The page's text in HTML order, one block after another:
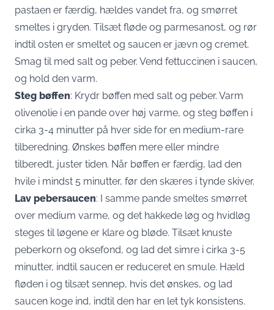
pastaen er færdig, hældes vandet fra, og smørret
smeltes i gryden. Tilsæt fløde og parmesanost, og rør
indtil osten er smeltet og saucen er jævn og cremet.
Smag til med salt og peber. Vend fettuccinen i saucen,
og hold den varm.
Steg bøffen: Krydr bøffen med salt og peber. Varm
olivenolie i en pande over høj varme, og steg bøffen i
cirka 3-4 minutter på hver side for en medium-rare
tilberedning. Ønskes bøffen mere eller mindre
tilberedt, juster tiden. Når bøffen er færdig, lad den
hvile i mindst 5 minutter, før den skæres i tynde skiver.
Lav pebersaucen: I samme pande smeltes smørret
over medium varme, og det hakkede løg og hvidløg
steges til løgene er klare og bløde. Tilsæt knuste
peberkorn og oksefond, og lad det simre i cirka 3-5
minutter, indtil saucen er reduceret en smule. Hæld
fløden i og tilsæt sennep, hvis det ønskes, og lad
saucen koge ind, indtil den har en let tyk konsistens.